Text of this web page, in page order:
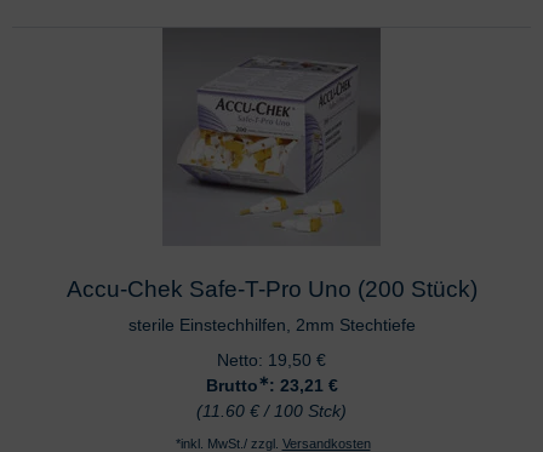
Accu-Chek Safe-T-Pro Uno (200 Stück)
sterile Einstechhilfen, 2mm Stechtiefe
Netto: 19,50 €
Brutto∗: 23,21 €
(11.60 € / 100 Stck)
*inkl. MwSt./ zzgl. Versandkosten